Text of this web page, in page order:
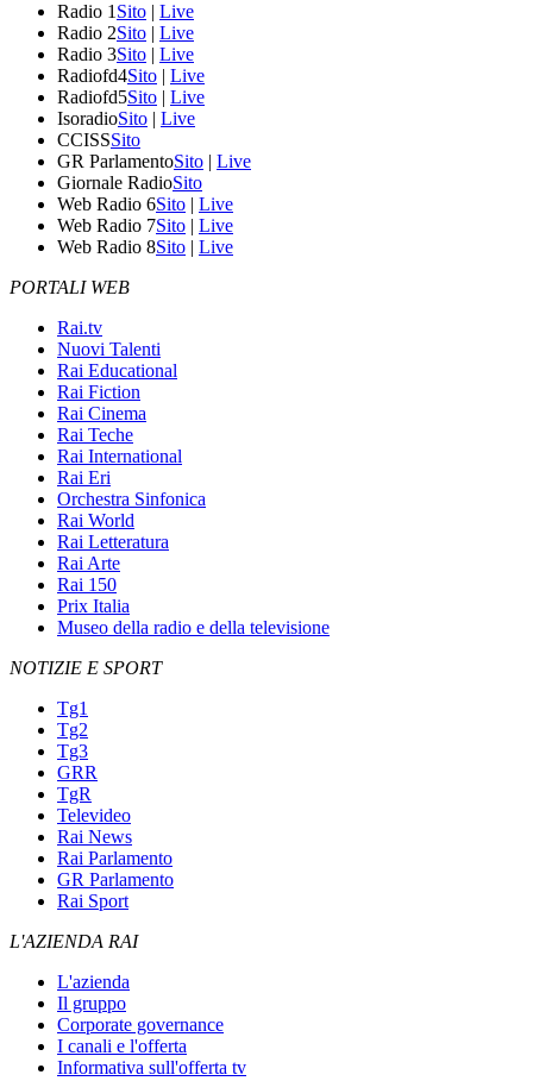
Radio 1 Sito | Live
Radio 2Sito | Live
Radio 3Sito | Live
Radiofd4Sito | Live
Radiofd5Sito | Live
IsoradioSito | Live
CCISSSito
GR ParlamentoSito | Live
Giornale RadioSito
Web Radio 6Sito | Live
Web Radio 7Sito | Live
Web Radio 8Sito | Live
PORTALI WEB
Rai.tv
Nuovi Talenti
Rai Educational
Rai Fiction
Rai Cinema
Rai Teche
Rai International
Rai Eri
Orchestra Sinfonica
Rai World
Rai Letteratura
Rai Arte
Rai 150
Prix Italia
Museo della radio e della televisione
NOTIZIE E SPORT
Tg1
Tg2
Tg3
GRR
TgR
Televideo
Rai News
Rai Parlamento
GR Parlamento
Rai Sport
L'AZIENDA RAI
L'azienda
Il gruppo
Corporate governance
I canali e l'offerta
Informativa sull'offerta tv